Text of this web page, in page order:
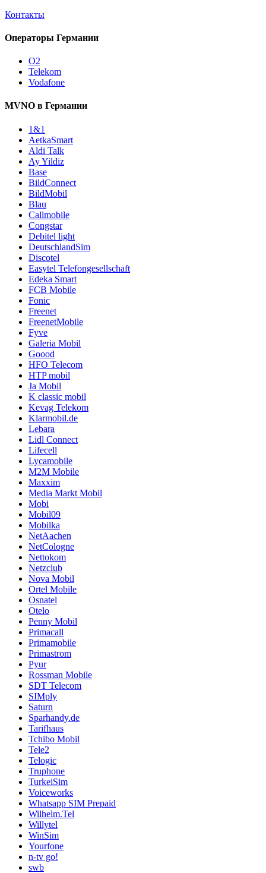
Контакты
Операторы Германии
O2
Telekom
Vodafone
MVNO в Германии
1&1
AetkaSmart
Aldi Talk
Ay Yildiz
Base
BildConnect
BildMobil
Blau
Callmobile
Congstar
Debitel light
DeutschlandSim
Discotel
Easytel Telefongesellschaft
Edeka Smart
FCB Mobile
Fonic
Freenet
FreenetMobile
Fyve
Galeria Mobil
Goood
HFO Telecom
HTP mobil
Ja Mobil
K classic mobil
Kevag Telekom
Klarmobil.de
Lebara
Lidl Connect
Lifecell
Lycamobile
M2M Mobile
Maxxim
Media Markt Mobil
Mobi
Mobil09
Mobilka
NetAachen
NetCologne
Nettokom
Netzclub
Nova Mobil
Ortel Mobile
Osnatel
Otelo
Penny Mobil
Primacall
Primamobile
Primastrom
Pyur
Rossman Mobile
SDT Telecom
SIMply
Saturn
Sparhandy.de
Tarifhaus
Tchibo Mobil
Tele2
Telogic
Truphone
TurkeiSim
Voiceworks
Whatsapp SIM Prepaid
Wilhelm.Tel
Willytel
WinSim
Yourfone
n-tv go!
swb